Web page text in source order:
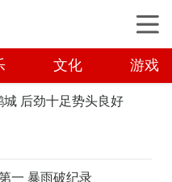
文化 游戏
后劲十足势头良好
一 暴雨破纪录